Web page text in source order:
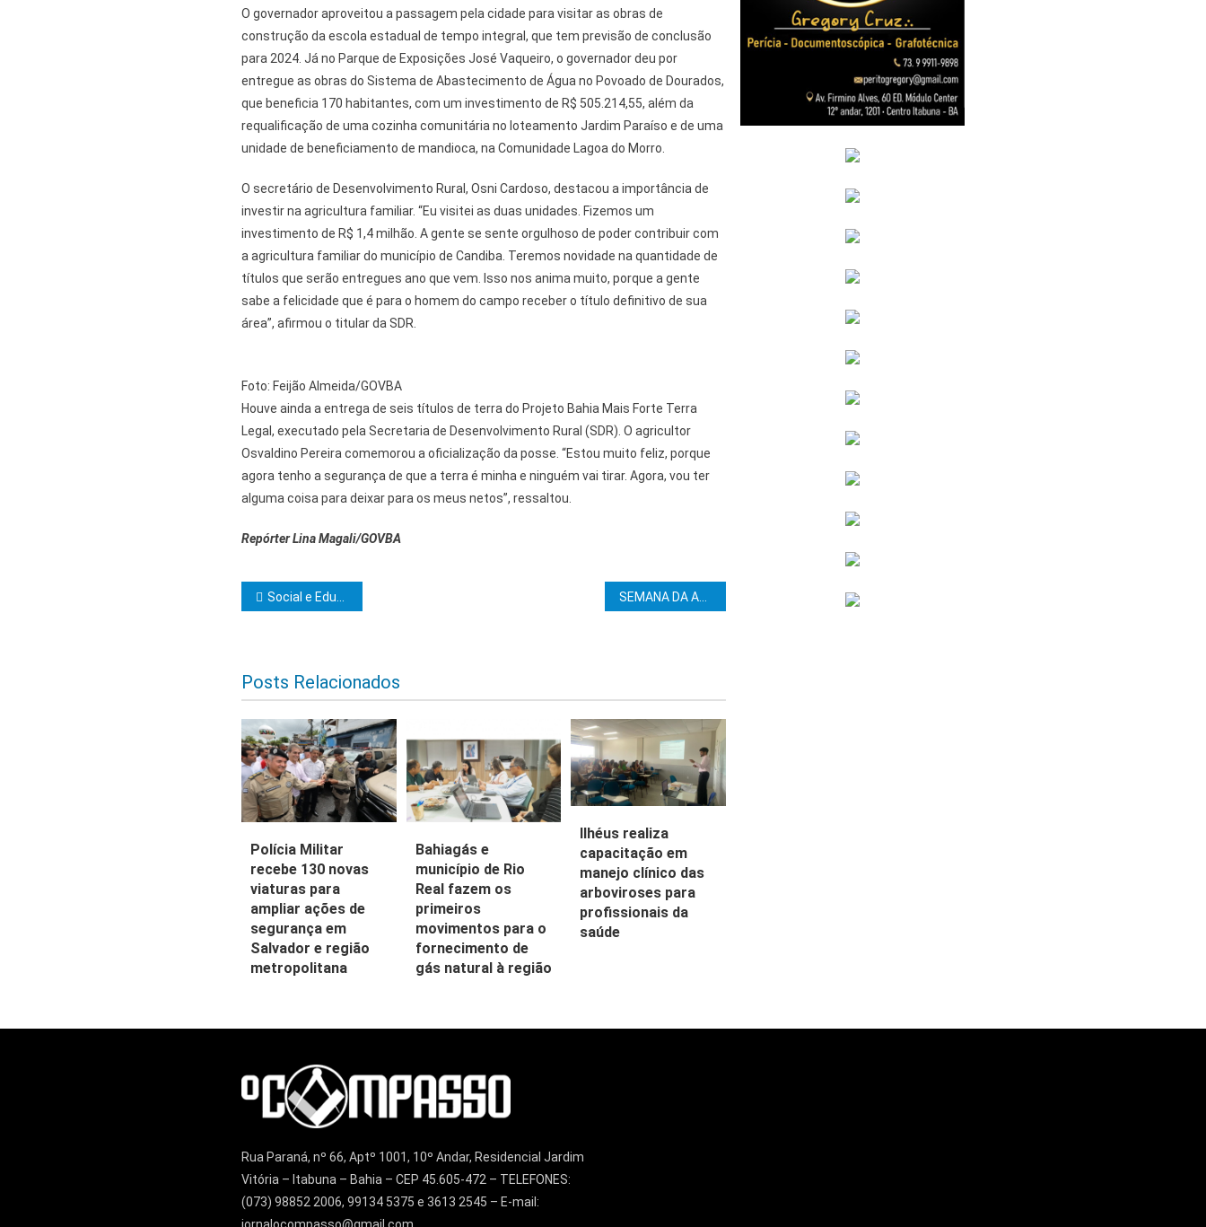
O governador aproveitou a passagem pela cidade para visitar as obras de
construção da escola estadual de tempo integral, que tem previsão de conclusão
para 2024. Já no Parque de Exposições José Vaqueiro, o governador deu por
entregue as obras do Sistema de Abastecimento de Água no Povoado de Dourados,
que beneficia 170 habitantes, com um investimento de R$ 505.214,55, além da
requalificação de uma cozinha comunitária no loteamento Jardim Paraíso e de uma
unidade de beneficiamento de mandioca, na Comunidade Lagoa do Morro.
O secretário de Desenvolvimento Rural, Osni Cardoso, destacou a importância de
investir na agricultura familiar. “Eu visitei as duas unidades. Fizemos um
investimento de R$ 1,4 milhão. A gente se sente orgulhoso de poder contribuir com
a agricultura familiar do município de Candiba. Teremos novidade na quantidade de
títulos que serão entregues ano que vem. Isso nos anima muito, porque a gente
sabe a felicidade que é para o homem do campo receber o título definitivo de sua
área”, afirmou o titular da SDR.
Foto: Feijão Almeida/GOVBA
Houve ainda a entrega de seis títulos de terra do Projeto Bahia Mais Forte Terra
Legal, executado pela Secretaria de Desenvolvimento Rural (SDR). O agricultor
Osvaldino Pereira comemorou a oficialização da posse. “Estou muito feliz, porque
agora tenho a segurança de que a terra é minha e ninguém vai tirar. Agora, vou ter
alguma coisa para deixar para os meus netos”, ressaltou.
Repórter Lina Magali/GOVBA
Navegação de Post
Social e Educação realizam festa do Dia das Crianças na praça Henrique Sampaio em Ibicaraí SEMANA DA ALBA
Posts Relacionados
Polícia Militar
recebe 130 novas
viaturas para
ampliar ações de
segurança em
Salvador e região
metropolitana
Bahiagás e
município de Rio
Real fazem os
primeiros
movimentos para o
fornecimento de
gás natural à região
Ilhéus realiza
capacitação em
manejo clínico das
arboviroses para
profissionais da
saúde
Rua Paraná, nº 66, Aptº 1001, 10º Andar, Residencial Jardim
Vitória – Itabuna – Bahia – CEP 45.605-472 – TELEFONES:
(073) 98852 2006, 99134 5375 e 3613 2545 – E-mail: